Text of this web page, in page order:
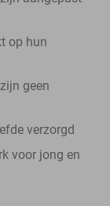
op hun
geen
verzorgd
voor jong en